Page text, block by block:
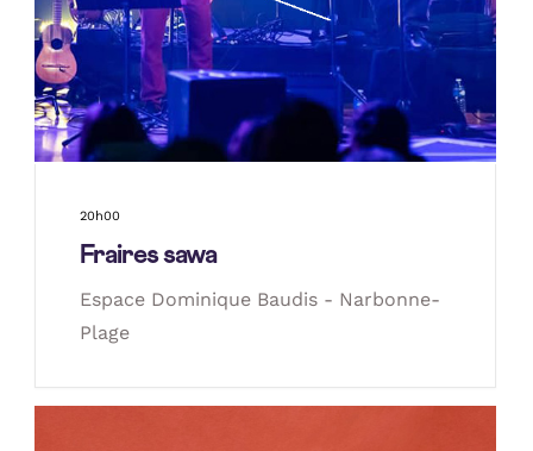
20h00
Fraires sawa
Espace Dominique Baudis - Narbonne-
Plage